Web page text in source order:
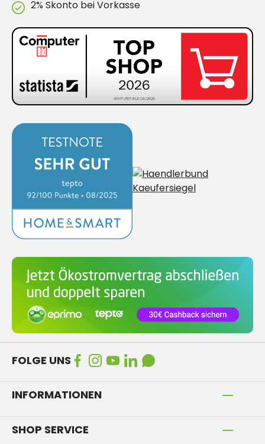
2% Skonto bei Vorkasse
FOLGE UNS
INFORMATIONEN
SHOP SERVICE